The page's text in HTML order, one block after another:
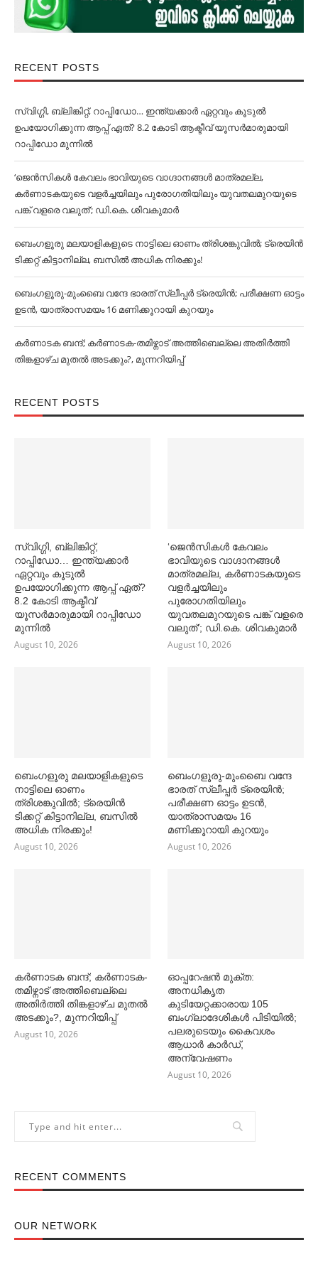
RECENT POSTS
സ്വിഗ്ഗി, ബ്ലിങ്കിറ്റ്, റാപ്പിഡോ… ഇന്ത്യക്കാര്‍ ഏറ്റവും കൂടുല്‍
ഉപയോഗിക്കുന്ന ആപ്പ് ഏത്? 8.2 കോടി ആക്ടീവ് യൂസര്‍മാരുമായി
റാപ്പിഡോ മുന്നില്‍
‘ജെൻസികള്‍ കേവലം ഭാവിയുടെ വാഗ്ദാനങ്ങള്‍ മാത്രമല്ല,
കര്‍ണാടകയുടെ വളര്‍ച്ചയിലും പുരോഗതിയിലും യുവതലമുറയുടെ
പങ്ക് വളരെ വലുത്’; ഡി.കെ. ശിവകുമാര്‍
ബെംഗളൂരു മലയാളികളുടെ നാട്ടിലെ ഓണം ത്രിശങ്കുവില്‍; ട്രെയിൻ
ടിക്കറ്റ് കിട്ടാനില്ല, ബസില്‍ അധിക നിരക്കും!
ബെംഗളൂരു-മുംബൈ വന്ദേ ഭാരത് സ്ലീപ്പര്‍ ട്രെയിൻ; പരീക്ഷണ ഓട്ടം
ഉടൻ, യാത്രാസമയം 16 മണിക്കൂറായി കുറയും
കര്‍ണാടക ബന്ദ്; കര്‍ണാടക-തമിഴ്നാട് അത്തിബെല്ലെ അതിര്‍ത്തി
തിങ്കളാഴ്ച മുതല്‍ അടക്കും?, മുന്നറിയിപ്പ്
RECENT POSTS
സ്വിഗ്ഗി, ബ്ലിങ്കിറ്റ്,
റാപ്പിഡോ… ഇന്ത്യക്കാര്‍
ഏറ്റവും കൂടുല്‍
ഉപയോഗിക്കുന്ന ആപ്പ് ഏത്?
8.2 കോടി ആക്ടീവ്
യൂസര്‍മാരുമായി റാപ്പിഡോ
മുന്നില്‍
August 10, 2026
‘ജെൻസികള്‍ കേവലം
ഭാവിയുടെ വാഗ്ദാനങ്ങള്‍
മാത്രമല്ല, കര്‍ണാടകയുടെ
വളര്‍ച്ചയിലും
പുരോഗതിയിലും
യുവതലമുറയുടെ പങ്ക് വളരെ
വലുത്’; ഡി.കെ. ശിവകുമാര്‍
August 10, 2026
ബെംഗളൂരു മലയാളികളുടെ
നാട്ടിലെ ഓണം
ത്രിശങ്കുവില്‍; ട്രെയിൻ
ടിക്കറ്റ് കിട്ടാനില്ല, ബസില്‍
അധിക നിരക്കും!
August 10, 2026
ബെംഗളൂരു-മുംബൈ വന്ദേ
ഭാരത് സ്ലീപ്പര്‍ ട്രെയിൻ;
പരീക്ഷണ ഓട്ടം ഉടൻ,
യാത്രാസമയം 16
മണിക്കൂറായി കുറയും
August 10, 2026
കര്‍ണാടക ബന്ദ്; കര്‍ണാടക-
തമിഴ്നാട് അത്തിബെല്ലെ
അതിര്‍ത്തി തിങ്കളാഴ്ച മുതല്‍
അടക്കും?, മുന്നറിയിപ്പ്
August 10, 2026
ഓപ്പറേഷൻ മുക്ത:
അനധികൃത
കുടിയേറ്റക്കാരായ 105
ബംഗ്ലാദേശികള്‍ പിടിയില്‍;
പലരുടെയും കൈവശം
ആധാര്‍ കാര്‍ഡ്,
അന്വേഷണം
August 10, 2026
RECENT COMMENTS
OUR NETWORK